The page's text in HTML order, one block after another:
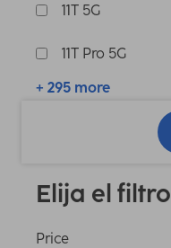
11T 5G
11T Pro 5G
+ 295 more
Elija el filtro
Price